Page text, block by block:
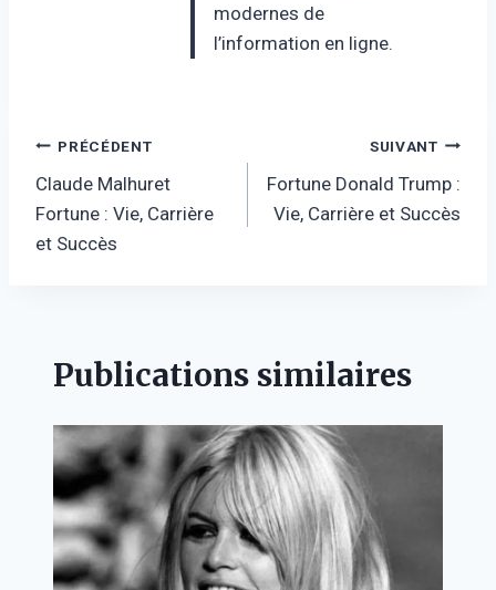
modernes de
l’information en ligne.
Navigation
de
l’article
PRÉCÉDENT
Claude Malhuret
Fortune : Vie, Carrière
et Succès
SUIVANT
Fortune Donald Trump :
Vie, Carrière et Succès
Publications similaires